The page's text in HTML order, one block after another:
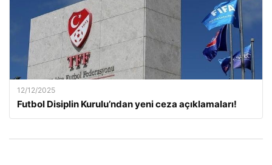
12/12/2025
Futbol Disiplin Kurulu’ndan yeni ceza açıklamaları!